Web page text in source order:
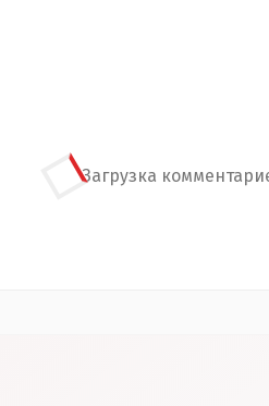
Загрузка